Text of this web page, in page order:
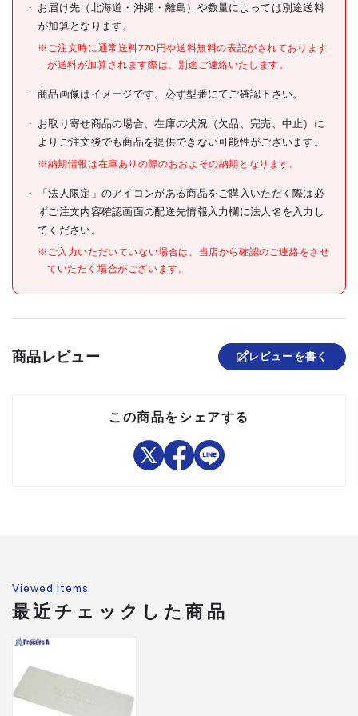
JANコード
仕様
●幅(mm):95
●高さ(mm):32
できます
セット内容/付属品
組立品
お届け先（北海道・沖縄・離島）や数量によっては別途送料
が加算となります。
※ご注文時に通常送料770円や送料無料の表記がされております
が送料が加算されます際は、別途ご連絡いたします。
商品画像はイメージです。必ず型番にてご確認下さい。
お取り寄せ商品の場合、在庫の状況（欠品、完売、中止）に
よりご注文後でも商品を提供できない可能性がございます。
※納期情報は在庫ありの際のおおよその納期となります。
「法人限定」のアイコンがある商品をご購入いただく際は必
ずご注文内容確認画面の配送先情報入力欄に法人名を入力し
てください。
※ご入力いただいていない場合は、当店から確認のご連絡をさせ
ていただく場合がございます。
商品レビュー レビューを書く
この商品をシェアする
Viewed Items
最近チェックした商品